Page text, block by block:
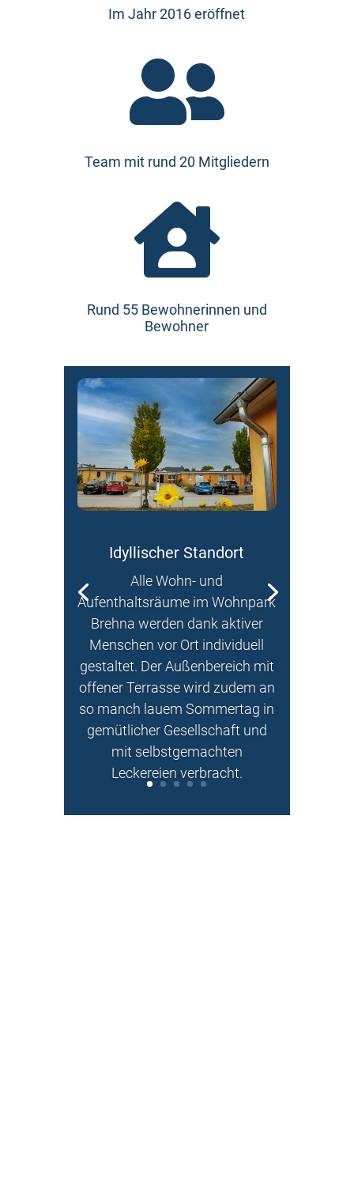
Im Jahr 2016 eröffnet

Team mit rund 20 Mitgliedern

Rund 55 Bewohnerinnen und
Bewohner
Idyllischer Standort
Alle Wohn- und
Aufenthaltsräume im Wohnpark
Brehna werden dank aktiver
Menschen vor Ort individuell
gestaltet. Der Außenbereich mit
offener Terrasse wird zudem an
so manch lauem Sommertag in
gemütlicher Gesellschaft und
mit selbstgemachten
Leckereien verbracht.